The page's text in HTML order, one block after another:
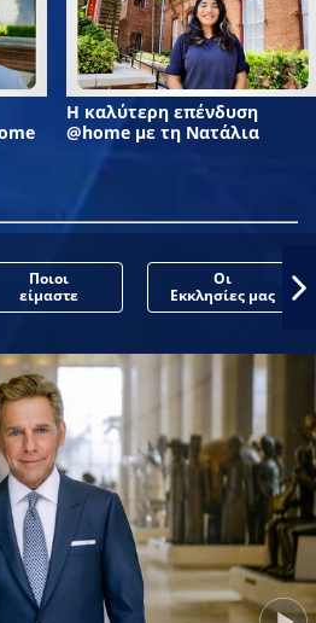
Η καλύτερη επένδυση
@home με τη Νατάλια
Ποιοι
είμαστε
Οι
Εκκλησίες μας